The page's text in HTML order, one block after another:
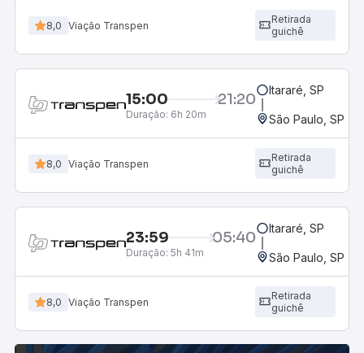
8,0 Viação Transpen
Retirada
guichê
15:00 21:20
Duração: 6h 20m
Itararé, SP
São Paulo, SP -
8,0 Viação Transpen
Retirada
guichê
23:59 05:40
Duração: 5h 41m
Itararé, SP
São Paulo, SP -
8,0 Viação Transpen
Retirada
guichê